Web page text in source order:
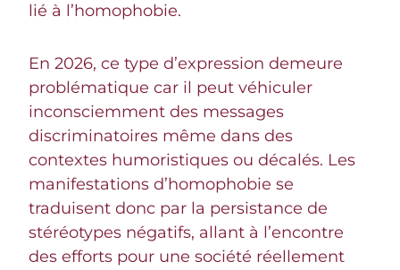
lié à l’homophobie.
En 2026, ce type d’expression demeure
problématique car il peut véhiculer
inconsciemment des messages
discriminatoires même dans des
contextes humoristiques ou décalés. Les
manifestations d’homophobie se
traduisent donc par la persistance de
stéréotypes négatifs, allant à l’encontre
des efforts pour une société réellement